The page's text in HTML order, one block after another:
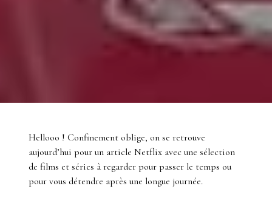
Hellooo ! Confinement oblige, on se retrouve
aujourd’hui pour un article Netflix avec une sélection
de films et séries à regarder pour passer le temps ou
pour vous détendre après une longue journée.